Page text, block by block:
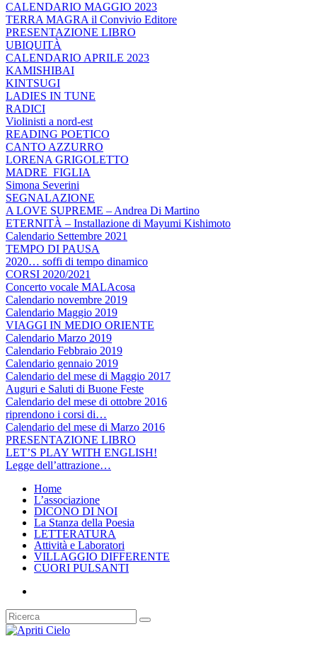
CALENDARIO MAGGIO 2023
TERRA MAGRA il Convivio Editore
PRESENTAZIONE LIBRO
UBIQUITÀ
CALENDARIO APRILE 2023
KAMISHIBAI
KINTSUGI
LADIES IN TUNE
RADICI
Violinisti a nord-est
READING POETICO
CANTO AZZURRO
LORENA GRIGOLETTO
MADRE_FIGLIA
Simona Severini
SEGNALAZIONE
A LOVE SUPREME – Andrea Di Martino
ETERNITÀ – Installazione di Mayumi Kishimoto
Calendario Settembre 2021
TEMPO DI PAUSA
2020… soffi di tempo dinamico
CORSI 2020/2021
Concerto vocale MALAcosa
Calendario novembre 2019
Calendario Maggio 2019
VIAGGI IN MEDIO ORIENTE
Calendario Marzo 2019
Calendario Febbraio 2019
Calendario gennaio 2019
Calendario del mese di Maggio 2017
Auguri e Saluti di Buone Feste
Calendario del mese di ottobre 2016
riprendono i corsi di…
Calendario del mese di Marzo 2016
PRESENTAZIONE LIBRO
LET’S PLAY WITH ENGLISH!
Legge dell’attrazione…
Home
L’associazione
DICONO DI NOI
La Stanza della Poesia
LETTERATURA
Attività e Laboratori
VILLAGGIO DIFFERENTE
CUORI PULSANTI